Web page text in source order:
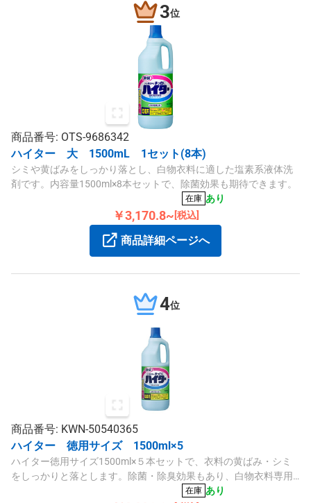
3位
商品番号: OTS-9686342
ハイター 大 1500mL 1セット(8本)
シミや黄ばみをしっかり落とし、白物衣料に適した塩素系液体洗
剤です。内容量1500ml×8本セットで、除菌効果も期待できます。
在庫 あり
￥3,170.8~ [税込]
商品詳細ページへ
4位
商品番号: KWN-50540365
ハイター 徳用サイズ 1500ml×5
ハイター徳用サイズ1500ml×５本セットで、衣料の黄ばみ・シミ
をしっかりと落とします。除菌・除臭効果もあり、白物衣料専用
在庫 あり